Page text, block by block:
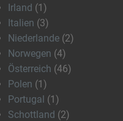
Irland (1)
Italien (3)
Niederlande (2)
Norwegen (4)
Österreich (46)
Polen (1)
Portugal (1)
Schottland (2)